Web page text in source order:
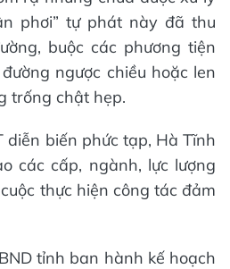
phơi” tự phát này đã thu
buộc các phương tiện
ngược chiều hoặc len
trống chật hẹp.
diễn biến phức tạp, Hà Tĩnh
các cấp, ngành, lực lượng
thực hiện công tác đảm
tỉnh ban hành kế hoạch